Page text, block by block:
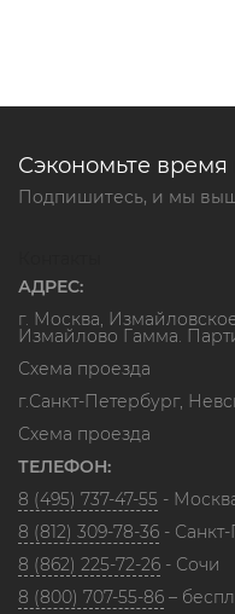
Сэкономьте время
Подпишитесь, и мы
АДРЕС:
г. Москва,
Измайлово Гамма.
Схема проезда
г.Санкт-Петербург,
Схема проезда
ТЕЛЕФОН:
8 (495) 737-47-55 -
8 (812) 309-78-36 -
8 (862) 225-72-26 - Сочи
8 (800) 707-55-86 –